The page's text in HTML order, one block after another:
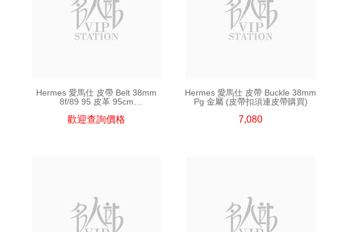
Hermes 愛馬仕 皮帶 Belt 38mm
8f/89 95 皮革 95cm
歡迎查詢價格
Hermes 愛馬仕 皮帶 Buckle 38mm
Pg 金屬 (皮帶扣須連皮帶購買)
7,080